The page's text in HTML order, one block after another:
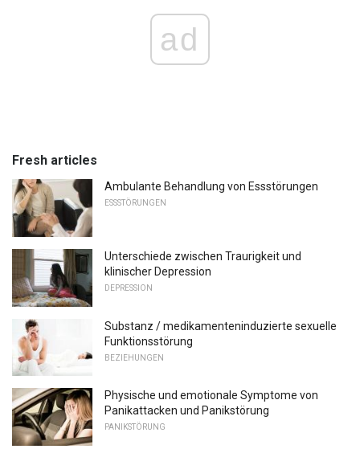
ad
Fresh articles
Ambulante Behandlung von Essstörungen
ESSSTÖRUNGEN
Unterschiede zwischen Traurigkeit und
klinischer Depression
DEPRESSION
Substanz / medikamenteninduzierte sexuelle
Funktionsstörung
BEZIEHUNGEN
Physische und emotionale Symptome von
Panikattacken und Panikstörung
PANIKSTÖRUNG